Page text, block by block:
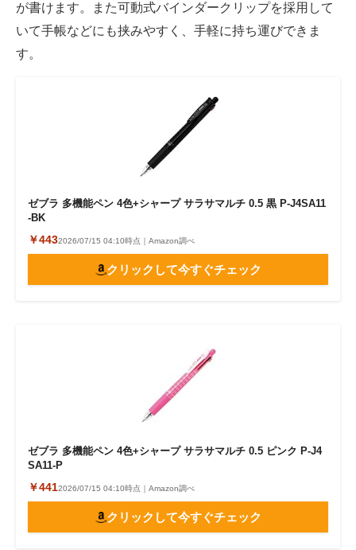
が書けます。また可動式バインダークリップを採用して
いて手帳などにも挟みやすく、手軽に持ち運びできま
す。
ゼブラ 多機能ペン 4色+シャープ サラサマルチ 0.5 黒 P-J4SA11
-BK
￥4432026/07/15 04:10時点｜Amazon調べ
クリックして今すぐチェック
ゼブラ 多機能ペン 4色+シャープ サラサマルチ 0.5 ピンク P-J4
SA11-P
￥4412026/07/15 04:10時点｜Amazon調べ
クリックして今すぐチェック